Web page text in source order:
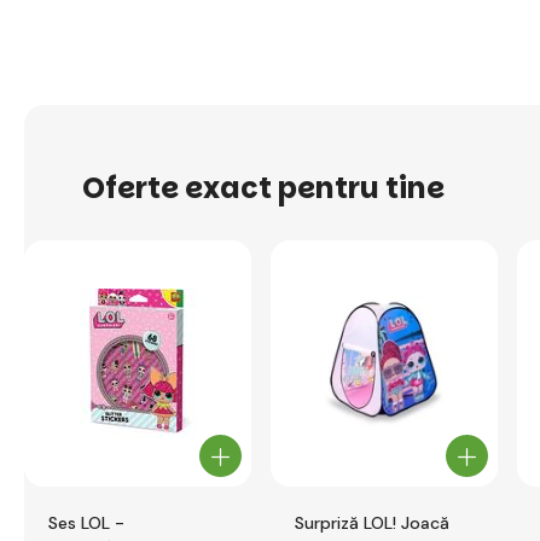
Oferte exact pentru tine
Ses LOL -
Surpriză LOL! Joacă